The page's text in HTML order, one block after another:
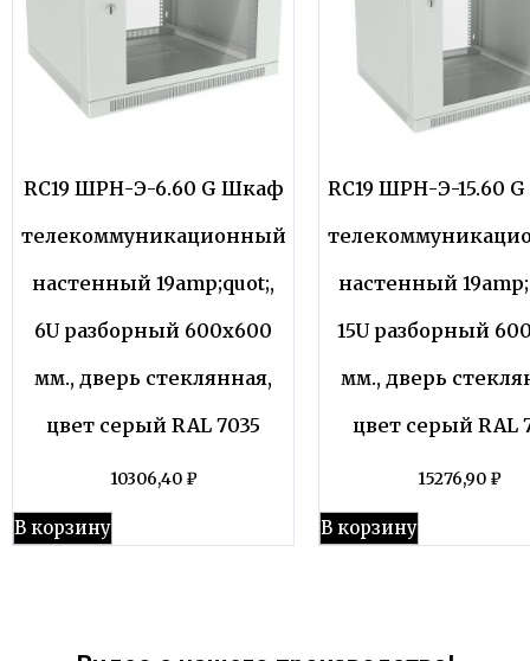
RC19 ШРН-Э-6.60 G Шкаф
телекоммуникационный
настенный 19amp;quot;,
6U разборный 600х600
мм., дверь стеклянная,
цвет серый RAL 7035
10306,40 ₽
В корзину
RC19 ШРН-Э-15.60
настенный
15U разборный
мм., дверь
цвет серый RAL
15276,90 ₽
В корзину